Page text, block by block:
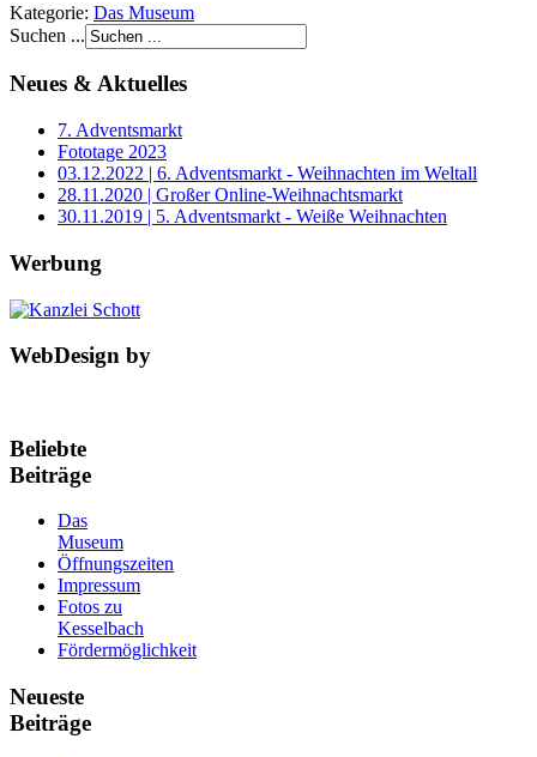
Kategorie: Das Museum
Suchen ...
Neues & Aktuelles
7. Adventsmarkt
Fototage 2023
03.12.2022 | 6. Adventsmarkt - Weihnachten im Weltall
28.11.2020 | Großer Online-Weihnachtsmarkt
30.11.2019 | 5. Adventsmarkt - Weiße Weihnachten
Werbung
WebDesign by
Beliebte
Beiträge
Das
Museum
Öffnungszeiten
Impressum
Fotos zu
Kesselbach
Fördermöglichkeit
Neueste
Beiträge